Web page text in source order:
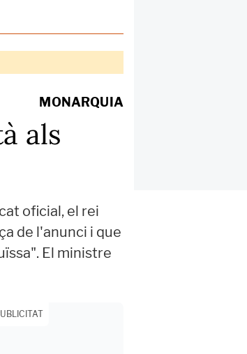
MONARQUIA
als
oficial, el rei
de l'anunci i que
El ministre